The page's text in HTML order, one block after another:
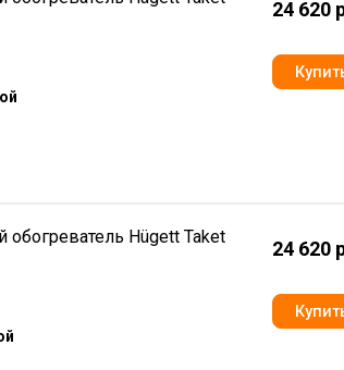
24 620
обогреватель Hügett Taket
24 620